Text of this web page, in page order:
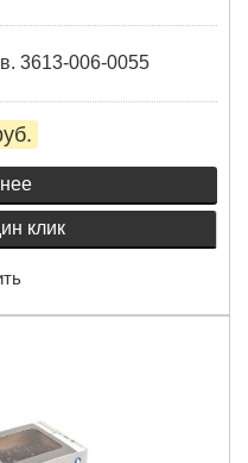
3613-006-0055
клик